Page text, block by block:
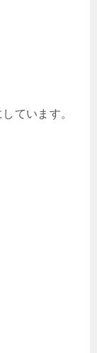
しています。